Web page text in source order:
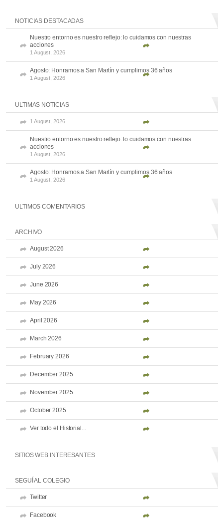
NOTICIAS DESTACADAS
Nuestro entorno es nuestro reflejo: lo cuidamos con nuestras
acciones
1 August, 2026
Agosto: Honramos a San Martín y cumplimos 36 años
1 August, 2026
ULTIMAS NOTICIAS
1 August, 2026
Nuestro entorno es nuestro reflejo: lo cuidamos con nuestras
acciones
1 August, 2026
Agosto: Honramos a San Martín y cumplimos 36 años
1 August, 2026
ULTIMOS COMENTARIOS
ARCHIVO
August 2026
July 2026
June 2026
May 2026
April 2026
March 2026
February 2026
December 2025
November 2025
October 2025
Ver todo el Historial...
SITIOS WEB INTERESANTES
SEGUÍ AL COLEGIO
Twitter
Facebook